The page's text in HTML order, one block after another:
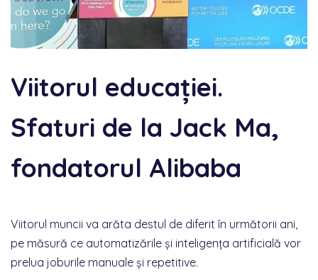
Viitorul educației.
Sfaturi de la Jack Ma,
fondatorul Alibaba
Viitorul muncii va arăta destul de diferit în următorii ani,
pe măsură ce automatizările și inteligența artificială vor
prelua joburile manuale și repetitive.